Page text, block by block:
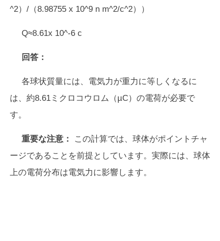
^2）/（8.98755 x 10^9 n m^2/c^2））
Q≈8.61x 10^-6 c
回答：
各球状質量には、電気力が重力に等しくなるに
は、約8.61ミクロコウロム（µC）の電荷が必要で
す。
重要な注意：
この計算では、球体がポイントチャ
ージであることを前提としています。実際には、球体
上の電荷分布は電気力に影響します。